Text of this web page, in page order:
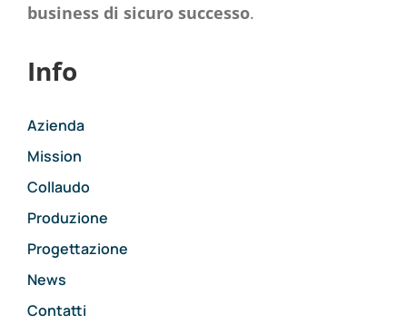
business di sicuro successo.
Info
Azienda
Mission
Collaudo
Produzione
Progettazione
News
Contatti